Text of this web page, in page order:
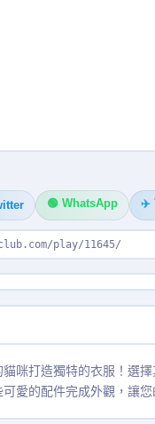
🟢 WhatsApp ✈️
play/11645/
咪打造獨特的衣服！選
愛的配件完成外觀，讓